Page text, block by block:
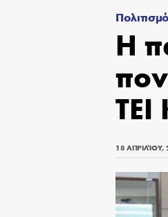
Η
ΤΕΙ
18 ΑΠΡΙΛΊΟΥ,